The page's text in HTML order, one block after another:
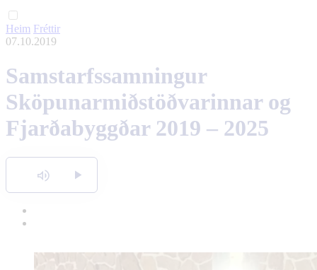
Heim Fréttir
07.10.2019
Samstarfssamningur
Sköpunarmiðstöðvarinnar og
Fjarðabyggðar 2019 – 2025
Hlusta